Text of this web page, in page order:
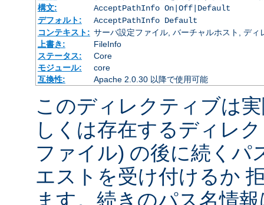
構文:
AcceptPathInfo On|Off|Default
デフォルト:
AcceptPathInfo Default
コンテキスト: サーバ設定ファイル, バーチャルホスト, ディ
上書き:
FileInfo
ステータス:
Core
モジュール:
core
互換性:
Apache 2.0.30 以降で使用可能
このディレクティブは
しくは存在するディレ
ファイル) の後に続くパ
エストを受け付けるか
ます。続きのパス名情